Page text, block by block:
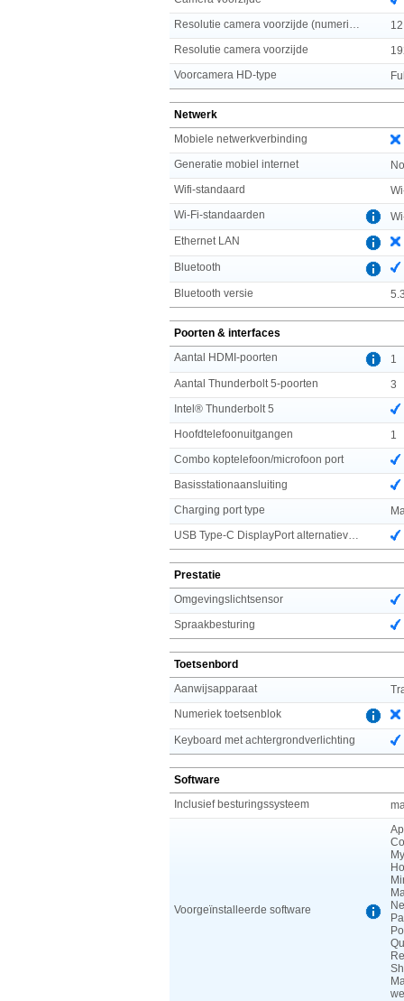
Resolutie camera voorzijde
Voorcamera HD-type
Netwerk
Mobiele netwerkverbinding
Generatie mobiel internet
Wifi-standaard
Wi-Fi-standaarden
Ethernet LAN
Bluetooth
Bluetooth versie
Poorten & interfaces
Aantal HDMI-poorten
1
Aantal Thunderbolt 5-poorten
3
Intel® Thunderbolt 5
Hoofdtelefoonuitgangen
1
Combo koptelefoon/microfoon port
Basisstationaansluiting
Charging port type
Prestatie
Omgevingslichtsensor
Spraakbesturing
Toetsenbord
Aanwijsapparaat
Numeriek toetsenblok
Keyboard met achtergrondverlichting
Software
Inclusief besturingssysteem
Voorgeïnstalleerde software